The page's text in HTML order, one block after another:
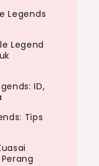
Legends
Legend
ID,
Tips